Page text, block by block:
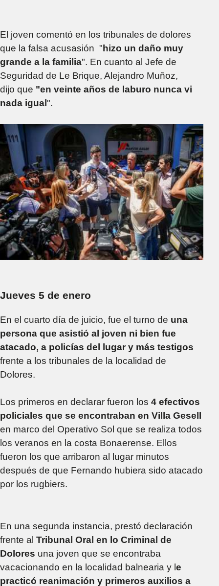
El joven comentó en los tribunales de dolores
que la falsa acusasión "hizo un daño muy
grande a la familia". En cuanto al Jefe de
Seguridad de Le Brique, Alejandro Muñoz,
dijo que "en veinte años de laburo nunca vi
nada igual ".
Jueves 5 de enero
En el cuarto día de juicio, fue el turno de una
persona que asistió al joven ni bien fue
atacado, a policías del lugar y más testigos
frente a los tribunales de la localidad de
Dolores.
Los primeros en declarar fueron los 4 efectivos
policiales que se encontraban en Villa Gesell
en marco del Operativo Sol que se realiza todos
los veranos en la costa Bonaerense. Ellos
fueron los que arribaron al lugar minutos
después de que Fernando hubiera sido atacado
por los rugbiers.
En una segunda instancia, prestó declaración
frente al Tribunal Oral en lo Criminal de
Dolores una joven que se encontraba
vacacionando en la localidad balnearia y le
practicó reanimación y primeros auxilios a